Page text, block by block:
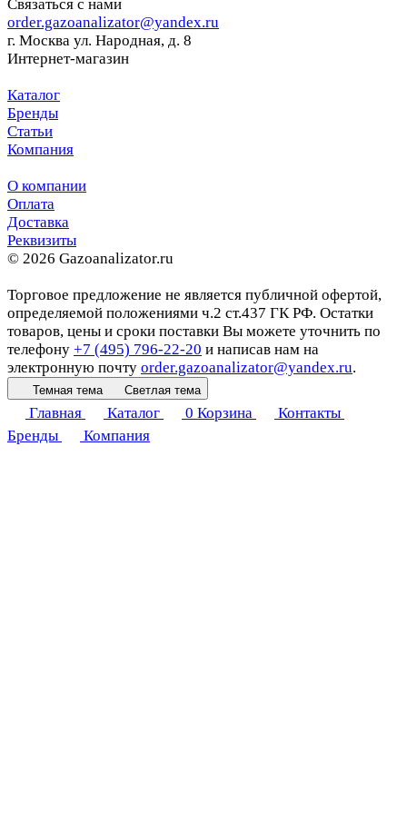
Связаться с нами
order.gazoanalizator@yandex.ru
г. Москва ул. Народная, д. 8
Интернет-магазин
Каталог
Бренды
Статьи
Компания
О компании
Оплата
Доставка
Реквизиты
© 2026 Gazoanalizator.ru
Торговое предложение не является публичной офертой,
определяемой положениями ч.2 ст.437 ГК РФ. Остатки
товаров, цены и сроки поставки Вы можете уточнить по
телефону +7 (495) 796-22-20 и написав нам на
электронную почту order.gazoanalizator@yandex.ru.
Темная тема Светлая тема
Главная Каталог 0 Корзина
Контакты
Бренды
Компания